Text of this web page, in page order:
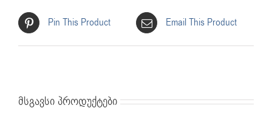
Pin This Product Email This Product
მსგავსი პროდუქტები